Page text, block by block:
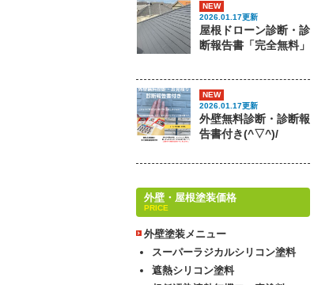
NEW
2026.01.17更新
屋根ドローン診断・診
断報告書「完全無料」
NEW
2026.01.17更新
外壁無料診断・診断報
告書付き(^▽^)/
外壁・屋根塗装価格
PRICE
外壁塗装メニュー
スーパーラジカルシリコン塗料
遮熱シリコン塗料